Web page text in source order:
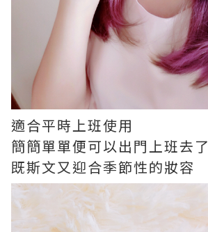
適合平時上班使用
簡簡單單便可以出門上班去了
既斯文又迎合季節性的妝容